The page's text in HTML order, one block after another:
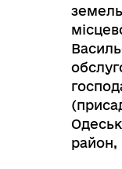
район,